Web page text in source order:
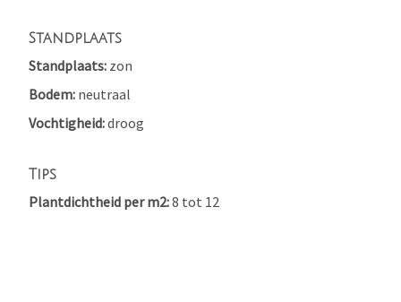
Standplaats
Standplaats zon
Bodem neutraal
Vochtigheid droog
Tips
Plantdichtheid per m2 8 tot 12